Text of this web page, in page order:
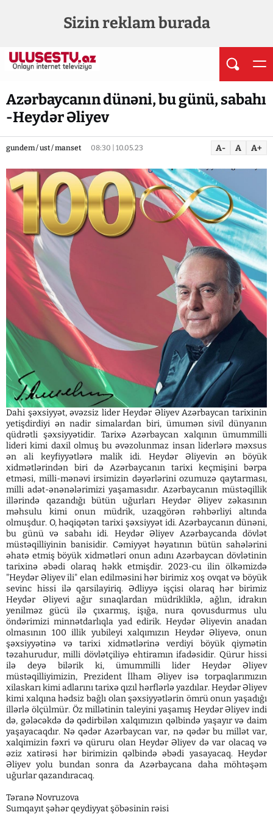
Sizin reklam burada
Azərbaycanın dünəni, bu günü, sabahı
-Heydər Əliyev
gundem / ust / manset 08:30 | 10.05.23 A- A A+
Dahi şəxsiyyət, əvəzsiz lider Heydər Əliyev Azərbaycan tarixinin
yetişdirdiyi ən nadir simalardan biri, ümumən sivil dünyanın
qüdrətli şəxsiyyətidir. Tarixə Azərbaycan xalqının ümummilli
lideri kimi daxil olmuş bu əvəzolunmaz insan liderlərə məxsus
ən ali keyfiyyətlərə malik idi. Heydər Əliyevin ən böyük
xidmətlərindən biri də Azərbaycanın tarixi keçmişini bərpa
etməsi, milli-mənəvi irsimizin dəyərlərini ozumuzə qaytarması,
milli adət-ənənələrimizi yaşamasıdır. Azərbaycanın müstəqillik
illərində qazandığı bütün uğurları Heydər Əliyev zəkasının
məhsulu kimi onun müdrik, uzaqgörən rəhbərliyi altında
olmuşdur. O, həqiqətən tarixi şəxsiyyət idi. Azərbaycanın dünəni,
bu günü və sabahı idi. Heydər Əliyev Azərbaycanda dövlət
müstəqilliyinin banisidir. Cəmiyyət həyatının bütün sahələrini
əhatə etmiş böyük xidmətləri onun adını Azərbaycan dövlətinin
tarixinə əbədi olaraq həkk etmişdir. 2023-cu ilin ölkəmizdə
"Heydər Əliyev ili" elan edilməsini hər birimiz xoş ovqat və böyük
sevinc hissi ilə qarsilayiriq. Ədliyyə işçisi olaraq hər birimiz
Heydər Əliyevi ağır sınaqlardan müdrikliklə, ağlın, idrakın
yenilməz gücü ilə çıxarmış, işığa, nura qovusdurmus ulu
öndərimizi minnətdarlıqla yad edirik. Heydər Əliyevin anadan
olmasının 100 illik yubileyi xalqımızın Heydər Əliyevə, onun
şəxsiyyətinə və tarixi xidmətlərinə verdiyi böyük qiymətin
təzahurudur, milli dövlətçiliyə ehtiramın ifadəsidir. Qürur hissi
ilə deyə bilərik ki, ümummilli lider Heydər Əliyev
müstəqilliyimizin, Prezident İlham Əliyev isə torpaqlarımızın
xilaskarı kimi adlarını tarixə qızıl hərflərlə yazdılar. Heydər Əliyev
kimi xalqına hədsiz bağlı olan şəxsiyyətlərin ömrü onun yaşadığı
illərlə ölçülmür. Öz millətinin taleyini yaşamış Heydər Əliyev indi
də, gələcəkdə də qədirbilən xalqımızın qəlbində yaşayır və daim
yaşayacaqdır. Nə qədər Azərbaycan var, nə qədər bu millət var,
xalqimizin fəxri və qüruru olan Heydər Əliyev də var olacaq və
əziz xatirəsi hər birimizin qəlbində əbədi yasayacaq. Heydər
Əliyev yolu bundan sonra da Azərbaycana daha möhtəşəm
uğurlar qazandıracaq.
Təranə Novruzova
Sumqayıt şəhər qeydiyyat şöbəsinin rəisi